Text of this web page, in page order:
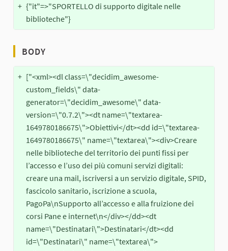
+ {"it"=>"SPORTELLO di supporto digitale nelle
biblioteche"}
BODY
+ ["<xml><dl class=\"decidim_awesome-
custom_fields\" data-
generator=\"decidim_awesome\" data-
version=\"0.7.2\"><dt name=\"textarea-
1649780186675\">Obiettivi</dt><dd id=\"textarea-
1649780186675\" name=\"textarea\"><div>Creare
nelle biblioteche del territorio dei punti fissi per
l’accesso e l’uso dei più comuni servizi digitali:
creare una mail, iscriversi a un servizio digitale, SPID,
fascicolo sanitario, iscrizione a scuola,
PagoPa\nSupporto all’accesso e alla fruizione dei
corsi Pane e internet\n</div></dd><dt
name=\"Destinatari\">Destinatari</dt><dd
id=\"Destinatari\" name=\"textarea\">